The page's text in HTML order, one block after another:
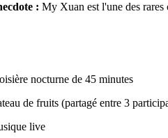
: My Xuan est l'une des rares
nocturne de 45 minutes
de fruits (partagé entre 3
live